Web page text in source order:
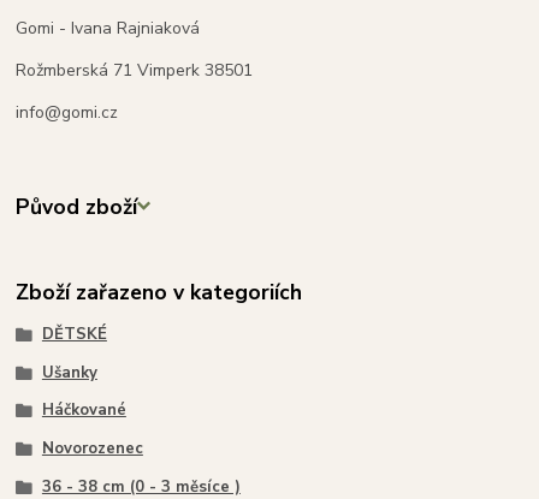
Gomi - Ivana Rajniaková
Rožmberská 71 Vimperk 38501
info@gomi.cz
Původ zboží
Zboží zařazeno v kategoriích
DĚTSKÉ
Ušanky
Háčkované
Novorozenec
36 - 38 cm (0 - 3 měsíce )